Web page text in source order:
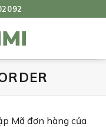
Mã đơn hàng của